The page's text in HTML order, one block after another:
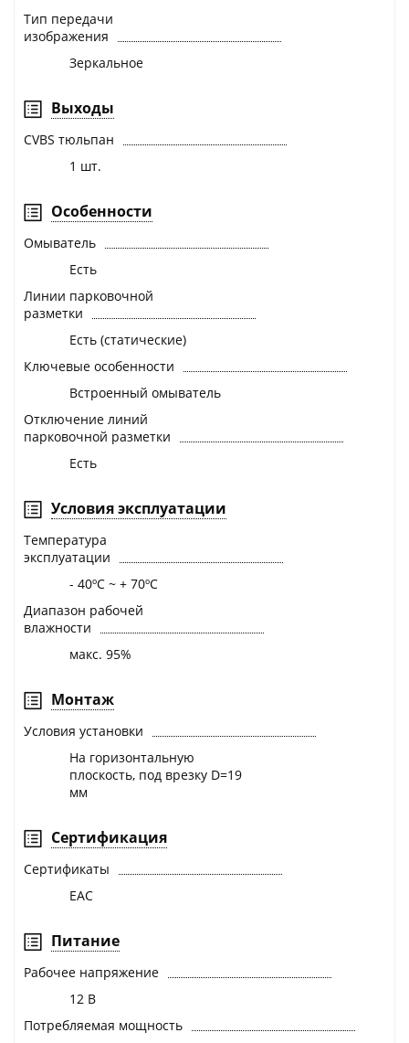
Тип передачи
изображения
Зеркальное
Выходы
CVBS тюльпан
1 шт.
Особенности
Омыватель
Есть
Линии парковочной
разметки
Есть (статические)
Ключевые особенности
Встроенный омыватель
Отключение линий
парковочной разметки
Есть
Условия эксплуатации
Температура
эксплуатации
- 40ºС ~ + 70ºС
Диапазон рабочей
влажности
макс. 95%
Монтаж
Условия установки
На горизонтальную
плоскость, под врезку D=19
мм
Сертификация
Сертификаты
EAC
Питание
Рабочее напряжение
12 В
Потребляемая мощность